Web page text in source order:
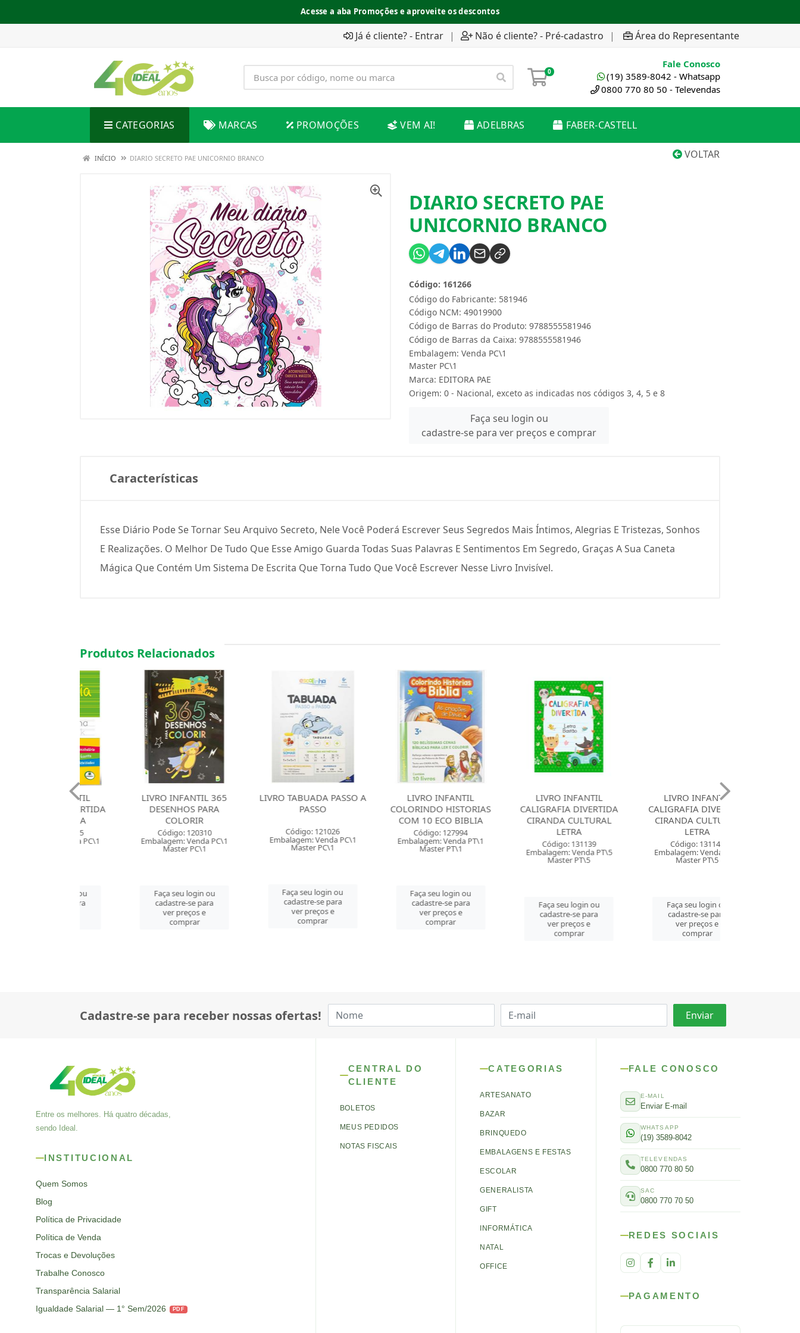
Acesse a aba Promoções e aproveite os descontos
Já é cliente? - Entrar | Não é cliente? - Pré-cadastro | Área do Representante
0
Fale Conosco
(19) 3589-8042 - Whatsapp
0800 770 80 50 - Televendas
CATEGORIAS MARCAS PROMOÇÕES VEM AI! ADELBRAS FABER-CASTELL
VOLTAR
INÍCIO DIARIO SECRETO PAE UNICORNIO BRANCO
DIARIO SECRETO PAE
UNICORNIO BRANCO
Código do Fabricante: 581946
Código: 161266
Código NCM: 49019900
Código de Barras do Produto: 9788555581946
Código de Barras da Caixa: 9788555581946
Embalagem: Venda PC\1
Master PC\1
Marca: EDITORA PAE
Origem: 0 - Nacional, exceto as indicadas nos códigos 3, 4, 5 e 8
Faça seu login ou
cadastre-se para ver preços e comprar
Características
Esse Diário Pode Se Tornar Seu Arquivo Secreto, Nele Você Poderá Escrever Seus Segredos Mais Íntimos, Alegrias E Tristezas, Sonhos
E Realizações. O Melhor De Tudo Que Esse Amigo Guarda Todas Suas Palavras E Sentimentos Em Segredo, Graças A Sua Caneta
Mágica Que Contém Um Sistema De Escrita Que Torna Tudo Que Você Escrever Nesse Livro Invisível.
Produtos Relacionados
LIVRO INFANTIL 365
DESENHOS PARA
Código: 120310
Embalagem: Venda PC\1
Master PC\1
Faça seu login ou
cadastre-se para
ver preços e
LIVRO TABUADA PASSO A
Código: 121026
Embalagem: Venda PC\1
Master PC\1
Faça seu login ou
cadastre-se para
ver preços e
LIVRO INFANTIL
COLORINDO HISTORIAS
COM 10 ECO BIBLIA
Código: 127994
Embalagem: Venda PT\1
Master PT\1
Faça seu login ou
cadastre-se para
ver preços e
LIVRO INFANTIL
CALIGRAFIA DIVERTIDA
CIRANDA CULTURAL
Código: 131139
Embalagem: Venda PT\5
Master PT\5
Faça seu login ou
cadastre-se para
ver preços e
LIVRO INFANTIL
CALIGRAFIA DIVERTIDA
CIRANDA CULTURAL
Código: 131140
Embalagem: Venda PT\5
Master PT\5
Faça seu login ou
cadastre-se para
ver preços e
Cadastre-se para receber nossas ofertas!
Entre os melhores. Há quatro décadas,
sendo Ideal.
INSTITUCIONAL
Quem Somos
Blog
Política de Privacidade
Política de Venda
Trocas e Devoluções
Trabalhe Conosco
Transparência Salarial
Igualdade Salarial — 1° Sem/2026
PDF
CENTRAL DO
CLIENTE
BOLETOS
MEUS PEDIDOS
NOTAS FISCAIS
CATEGORIAS
ARTESANATO
BAZAR
BRINQUEDO
EMBALAGENS E FESTAS
ESCOLAR
GENERALISTA
GIFT
INFORMÁTICA
NATAL
OFFICE
FALE CONOSCO
E-MAIL
Enviar E-mail
WHATSAPP
(19) 3589-8042
TELEVENDAS
0800 770 80 50
SAC
0800 770 70 50
REDES SOCIAIS
PAGAMENTO